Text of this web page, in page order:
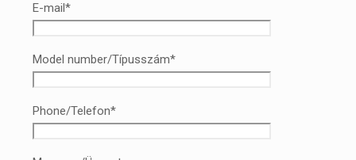
E-mail*
Model number/Típusszám*
Phone/Telefon*